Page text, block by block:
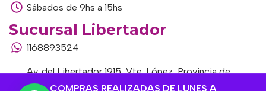
COMPRAS REALIZADAS DE LUNES A
Sábados de 9hs a 15hs
Sucursal Libertador
1168893524
Av. del Libertador 1915, Vte. López, Provincia de
Buenos Aires